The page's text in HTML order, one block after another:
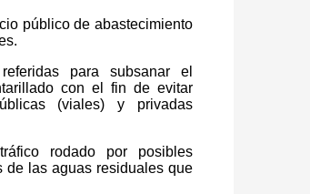
público de abastecimiento
para subsanar el
con el fin de evitar
(viales) y privadas
rodado por posibles
de las aguas residuales que